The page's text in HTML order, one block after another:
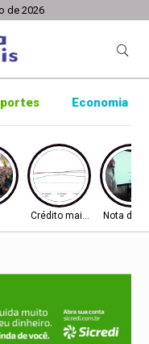
de 2026
Economia
Crédito mais difícilNota do